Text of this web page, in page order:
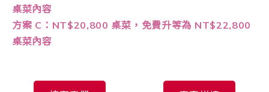
桌菜內容
方案 C：NT$20,800 桌菜，免費升等為 NT$22,800
桌菜內容